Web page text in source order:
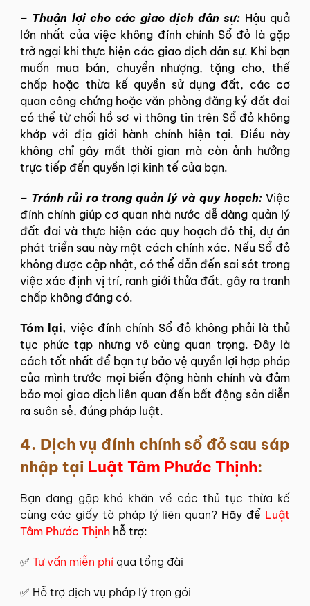
– Thuận lợi cho các giao dịch dân sự: Hậu quả
lớn nhất của việc không đính chính Sổ đỏ là gặp
trở ngại khi thực hiện các giao dịch dân sự. Khi bạn
muốn mua bán, chuyển nhượng, tặng cho, thế
chấp hoặc thừa kế quyền sử dụng đất, các cơ
quan công chứng hoặc văn phòng đăng ký đất đai
có thể từ chối hồ sơ vì thông tin trên Sổ đỏ không
khớp với địa giới hành chính hiện tại. Điều này
không chỉ gây mất thời gian mà còn ảnh hưởng
trực tiếp đến quyền lợi kinh tế của bạn.
– Tránh rủi ro trong quản lý và quy hoạch:Việc
đính chính giúp cơ quan nhà nước dễ dàng quản lý
đất đai và thực hiện các quy hoạch đô thị, dự án
phát triển sau này một cách chính xác. Nếu Sổ đỏ
không được cập nhật, có thể dẫn đến sai sót trong
việc xác định vị trí, ranh giới thửa đất, gây ra tranh
chấp không đáng có.
Tóm lại, việc đính chính Sổ đỏ không phải là thủ
tục phức tạp nhưng vô cùng quan trọng. Đây là
cách tốt nhất để bạn tự bảo vệ quyền lợi hợp pháp
của mình trước mọi biến động hành chính và đảm
bảo mọi giao dịch liên quan đến bất động sản diễn
ra suôn sẻ, đúng pháp luật.
4. Dịch vụ đính chính sổ đỏ sau sáp
nhập tại Luật Tâm Phước Thịnh:
Bạn đang gặp khó khăn về các thủ tục thừa kế
cùng các giấy tờ pháp lý liên quan? Hãy để Luật
Tâm Phước Thịnh hỗ trợ:
✅ Tư vấn miễn phí qua tổng đài
✅ Hỗ trợ dịch vụ pháp lý trọn gói